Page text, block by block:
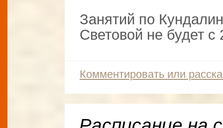
Занятий по
Световой не будет с
Комментировать или